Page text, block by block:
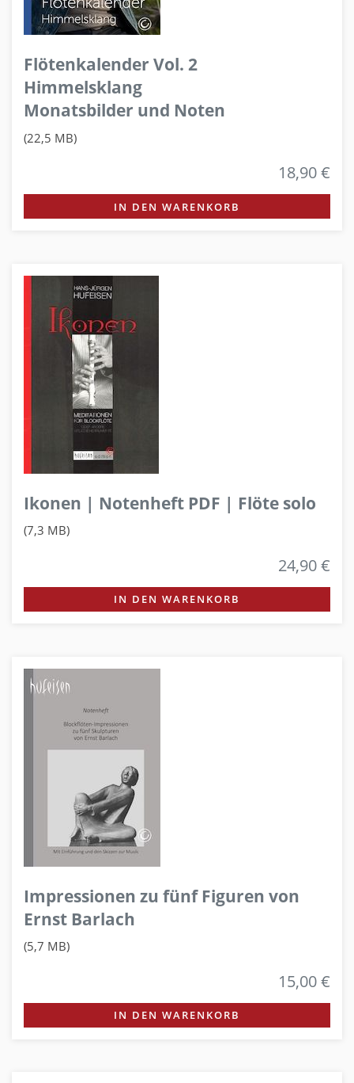
Flötenkalender Vol. 2
Himmelsklang
Monatsbilder und Noten
(22,5 MB)
18,90 €
IN DEN WARENKORB
Ikonen | Notenheft PDF | Flöte solo
(7,3 MB)
24,90 €
IN DEN WARENKORB
Impressionen zu fünf Figuren von
Ernst Barlach
(5,7 MB)
15,00 €
IN DEN WARENKORB